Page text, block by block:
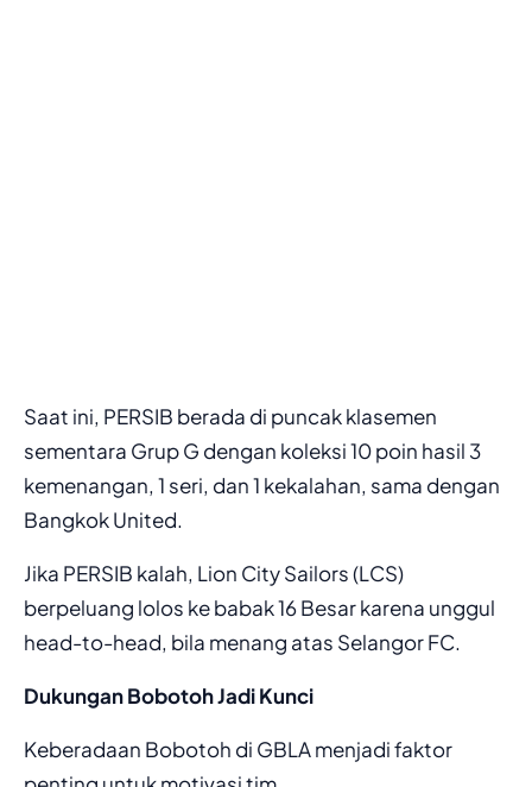
Saat ini, PERSIB berada di puncak klasemen
sementara Grup G dengan koleksi 10 poin hasil 3
kemenangan, 1 seri, dan 1 kekalahan, sama dengan
Bangkok United.
Jika PERSIB kalah, Lion City Sailors (LCS)
berpeluang lolos ke babak 16 Besar karena unggul
head-to-head, bila menang atas Selangor FC.
Dukungan Bobotoh Jadi Kunci
Keberadaan Bobotoh di GBLA menjadi faktor